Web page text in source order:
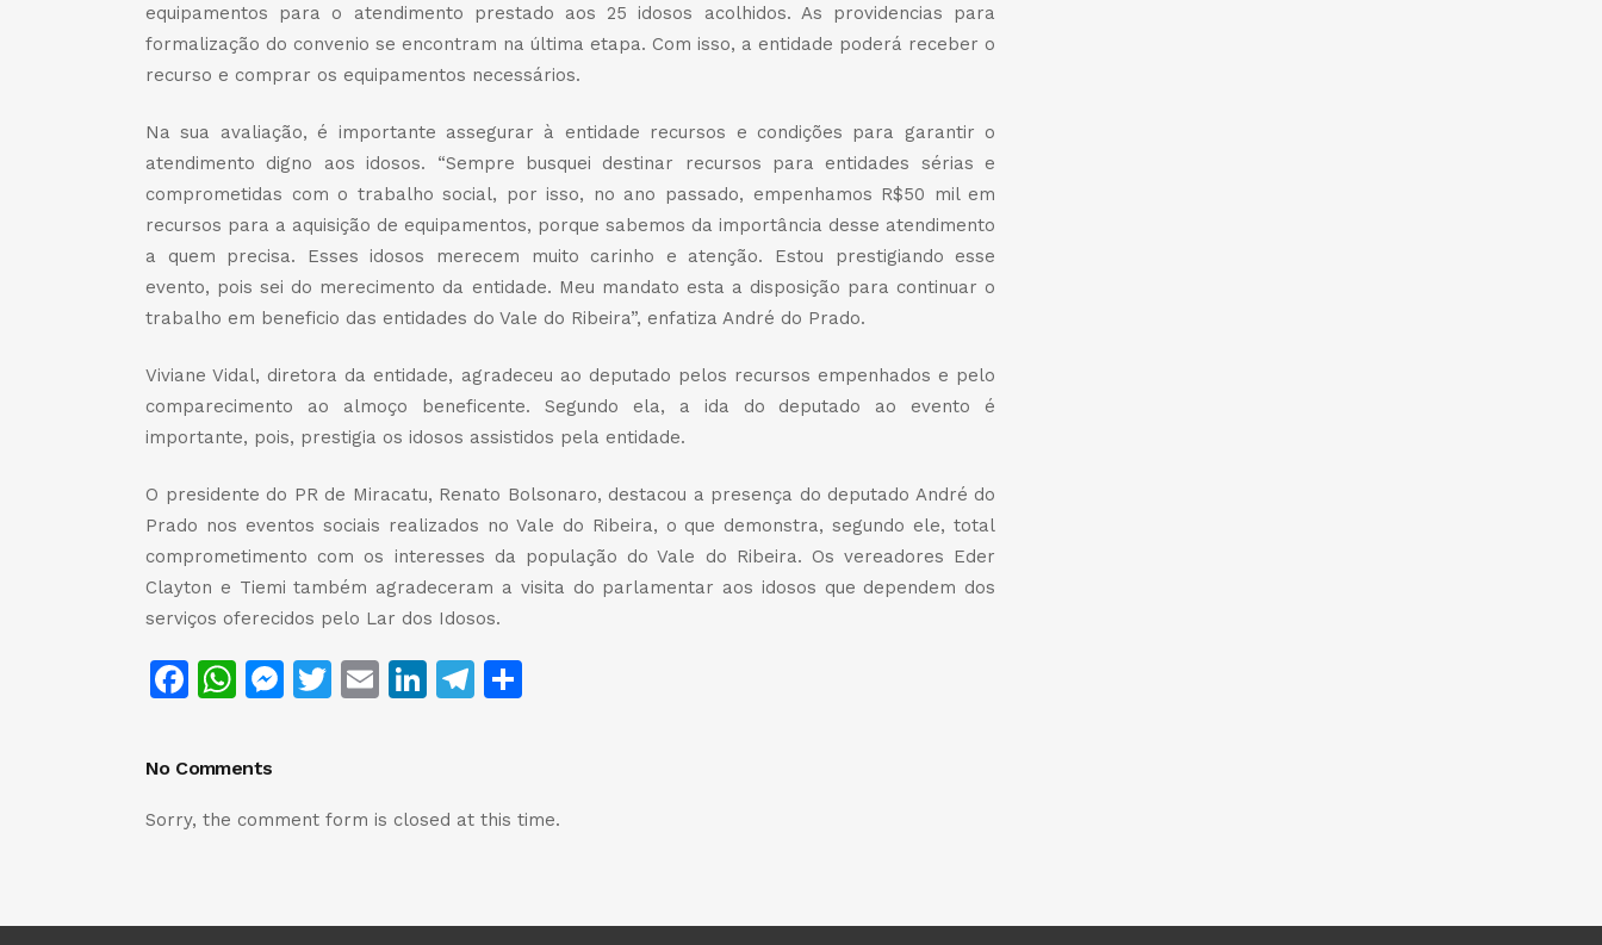
equipamentos para o atendimento prestado aos 25 idosos acolhidos. As providencias para
formalização do convenio se encontram na última etapa. Com isso, a entidade poderá receber o
recurso e comprar os equipamentos necessários.
Na sua avaliação, é importante assegurar à entidade recursos e condições para garantir o
atendimento digno aos idosos. “Sempre busquei destinar recursos para entidades sérias e
comprometidas com o trabalho social, por isso, no ano passado, empenhamos R$50 mil em
recursos para a aquisição de equipamentos, porque sabemos da importância desse atendimento
a quem precisa. Esses idosos merecem muito carinho e atenção. Estou prestigiando esse
evento, pois sei do merecimento da entidade. Meu mandato esta a disposição para continuar o
trabalho em beneficio das entidades do Vale do Ribeira”, enfatiza André do Prado.
Viviane Vidal, diretora da entidade, agradeceu ao deputado pelos recursos empenhados e pelo
comparecimento ao almoço beneficente. Segundo ela, a ida do deputado ao evento é
importante, pois, prestigia os idosos assistidos pela entidade.
O presidente do PR de Miracatu, Renato Bolsonaro, destacou a presença do deputado André do
Prado nos eventos sociais realizados no Vale do Ribeira, o que demonstra, segundo ele, total
comprometimento com os interesses da população do Vale do Ribeira. Os vereadores Eder
Clayton e Tiemi também agradeceram a visita do parlamentar aos idosos que dependem dos
serviços oferecidos pelo Lar dos Idosos.
Facebook
WhatsApp
Messenger
Twitter
EmailLinkedIn
Telegram
No Comments
Sorry, the comment form is closed at this time.